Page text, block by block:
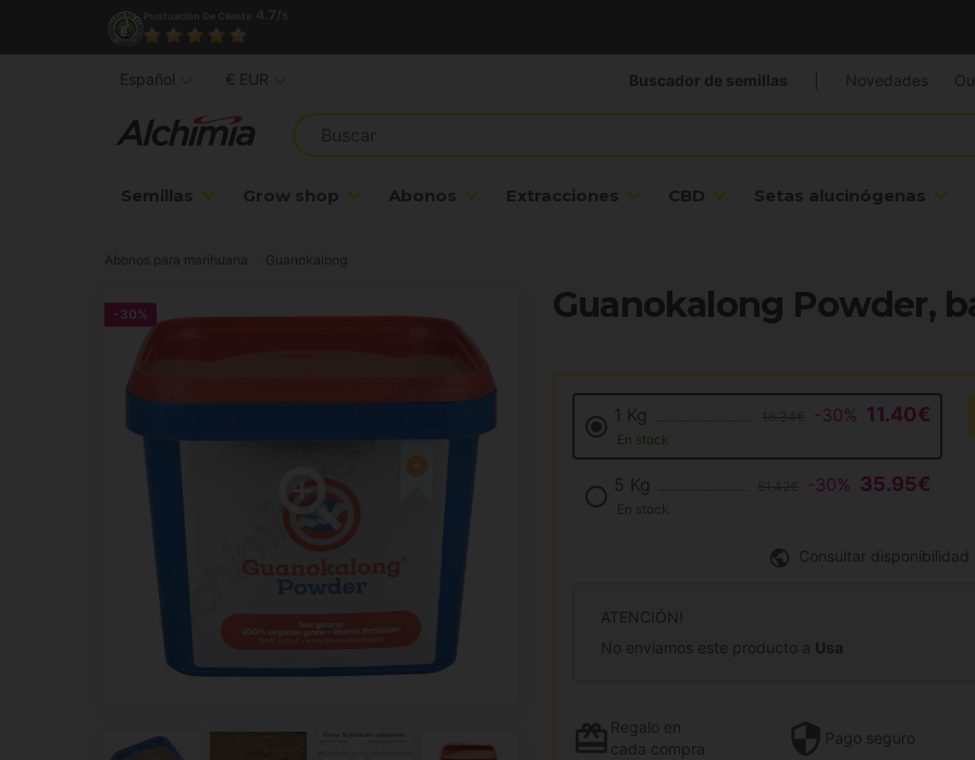
Semillas Grow shop Abonos Extracciones CBD Setas alucinógenas
Buscador de semillas Novedades
Español € EUR
Abonos para marihuana Guanokalong
Guanokalong Powder,
-30%
1 Kg -30% 11.40€
En stock
5 Kg -30% 35.95€
En stock
Consultar disponibilidad
ATENCIÓN!
No enviamos este producto a Usa
Regalo en
cada compra
Pago seguro